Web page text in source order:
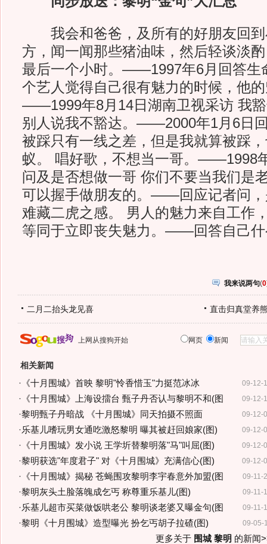
我会和爸爸，及所有的好朋友回到
方，闻一闻那些猪油味，然后轻谈淡
最后一个小时。——1997年6月回答生
个艺人觉得自己很有魅力的时候，他
——1999年8月14日湖南卫视采访 我
别人说我不豁达。——2000年1月6日回
被踩只有一线之差，但是我就算被踩
蚁。 唱好歌，不想当一哥。——1998
问及是否想做一哥 你们不要当我们是
可以握手做朋友的。——回应记者问，
难藏二虎之感。 男人的魅力来自工作
等同于立即丧失魅力。——回答自己什
我来说两句(0
二月二抬头龙见喜 直击归真堂养
上网从搜狗开始 网页 新闻
相关新闻
09-12-
· 《十月围城》首映 黎明"怜香惜玉"力挺范冰冰
09-12-
· 《十月围城》上海设擂台 甄子丹否认与黎明不和(图
09-12-
·黎明甄子丹暗战 《十月围城》同天拍摄不照面
09-12-
·乐基儿嗜玩男女通吃激怒黎明 曝其被赶回娘家(图)
09-12-
· 《十月围城》发小说 王学圻替黎明落"马"叫屈(图)
09-12-
·黎明获选"年度君子" 对《十月围城》充满信心(图)
09-11-
· 《十月围城》揭秘 苍蝇围攻黎明李宇春意外加盟(图
09-11-
·黎明灰头土脸落魄成乞丐 称尊重乐基儿(图)
09-11-
·乐基儿超市买菜做饭哄老公 黎明谈老婆又曝金句(图
09-05-
·黎明《十月围城》造型曝光 扮乞丐胡子拉碴(图)
更多关于 围城 黎明 的新闻